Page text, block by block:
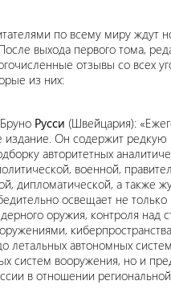
по всему миру ждут
выхода первого тома,
отзывы со всех
из них:
Русси (Швейцария):
издание. Он содержит
авторитетных
военной,
дипломатической, а также
освещает не только
оружия, контроля над
летальных автономных
систем вооружения, но и
в отношении